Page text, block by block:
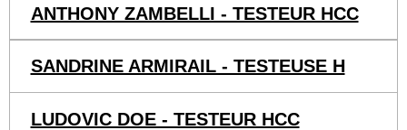
ANTHONY ZAMBELLI - TESTEUR HCC
SANDRINE ARMIRAIL - TESTEUSE H
LUDOVIC DOE - TESTEUR HCC